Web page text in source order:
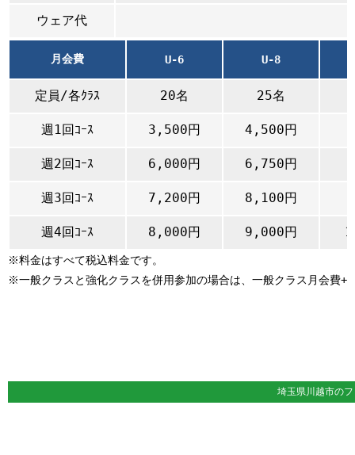
ウェア代
月会費 U-6 U-8
定員/各ｸﾗｽ 20名 25名
週1回ｺｰｽ 3,500円 4,500円
週2回ｺｰｽ 6,000円 6,750円
週3回ｺｰｽ 7,200円 8,100円
週4回ｺｰｽ 8,000円 9,000円
※料金はすべて税込料金です。
※一般クラスと強化クラスを併用参加の場合は、一般クラス月会費+
埼玉県川越市の